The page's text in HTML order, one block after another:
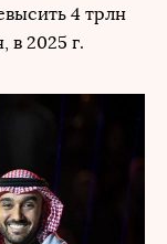
4 трлн
в 2025 г.